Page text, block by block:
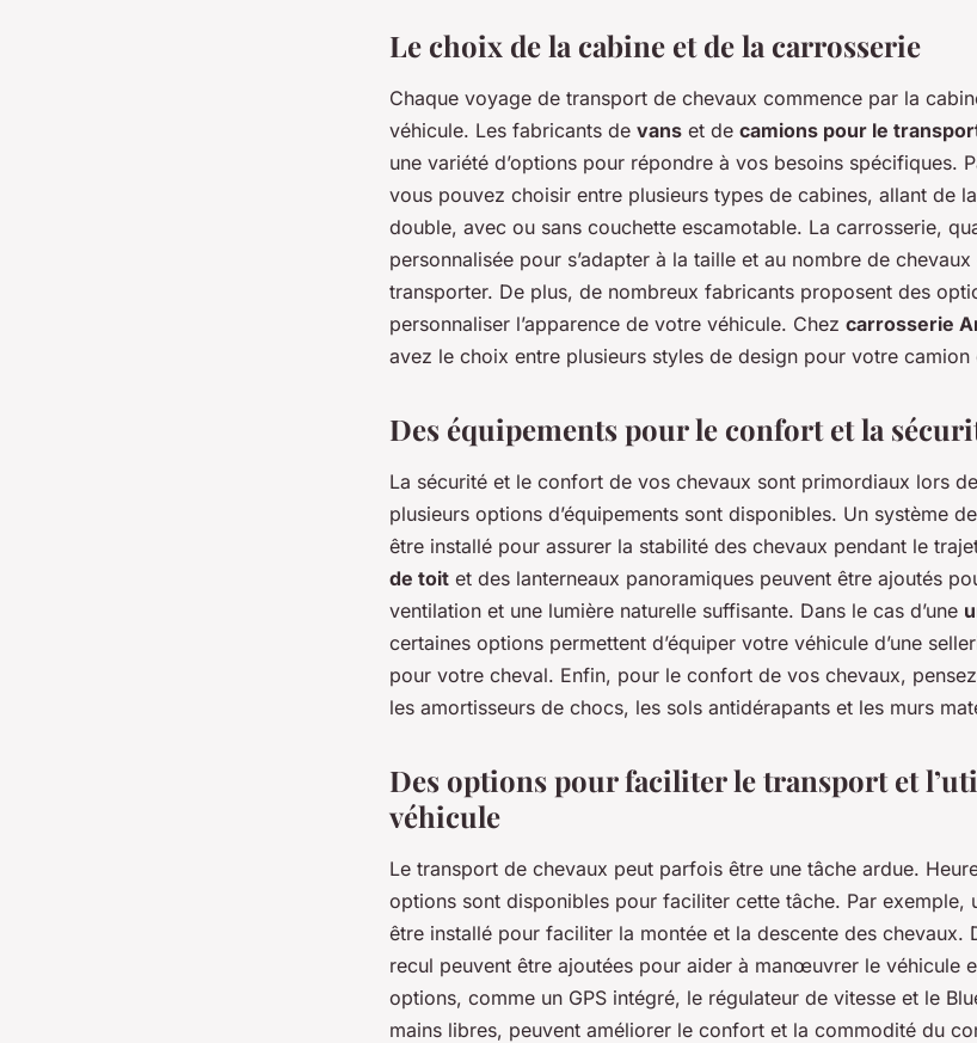
Le choix de la cabine et de la carrosserie
Chaque voyage de transport de chevaux commence par la
véhicule. Les fabricants de vans et de camions pour le
une variété d’options pour répondre à vos besoins spécifiques.
vous pouvez choisir entre plusieurs types de cabines, allant de
double, avec ou sans couchette escamotable. La carrosserie,
personnalisée pour s’adapter à la taille et au nombre de
transporter. De plus, de nombreux fabricants proposent des
personnaliser l’apparence de votre véhicule. Chez carrosserie
avez le choix entre plusieurs styles de design pour votre
Des équipements pour le confort et la
La sécurité et le confort de vos chevaux sont primordiaux lors
plusieurs options d’équipements sont disponibles. Un système de
être installé pour assurer la stabilité des chevaux pendant le
de toit et des lanterneaux panoramiques peuvent être ajoutés
ventilation et une lumière naturelle suffisante. Dans le cas d’une
certaines options permettent d’équiper votre véhicule d’une
pour votre cheval. Enfin, pour le confort de vos chevaux,
les amortisseurs de chocs, les sols antidérapants et les murs
Des options pour faciliter le transport et
véhicule
Le transport de chevaux peut parfois être une tâche ardue.
options sont disponibles pour faciliter cette tâche. Par exemple,
être installé pour faciliter la montée et la descente des chevaux.
recul peuvent être ajoutées pour aider à manœuvrer le véhicule
options, comme un GPS intégré, le régulateur de vitesse et le
mains libres, peuvent améliorer le confort et la commodité du